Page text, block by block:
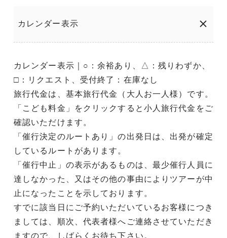
カレンダー表示
カレンダー表示｜○：余裕あり、△：残りわずか、
□：リクエスト、受付終了：在庫なし
旅行代金は、基本旅行代金（大人お一人様）です。
「こども料金」をクリックすると小人旅行代金をご
確認いただけます。
「催行決定のルートあり」の出発日は、出発が確定
しているルートがあります。
「催行中止」の表示があるものは、最少催行人員に
達しなかった、又はその他の事由によりツアーが中
止になったことを示しております。
すでに該当日にご予約いただいているお客様につき
ましては、順次、代表者様へご連絡させていただき
ますので、しばらくお待ち下さい。